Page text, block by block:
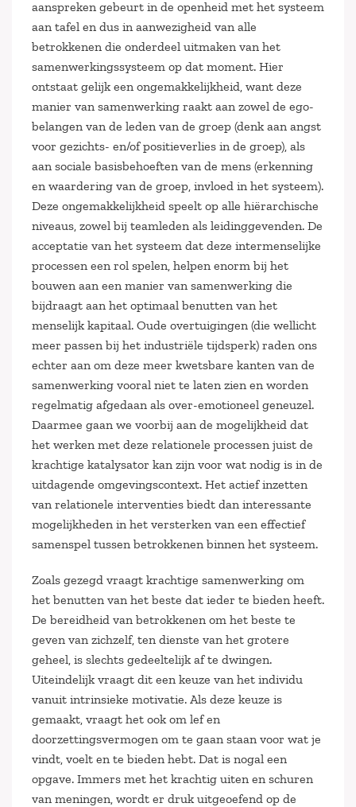
aanspreken gebeurt in de openheid met het systeem
aan tafel en dus in aanwezigheid van alle
betrokkenen die onderdeel uitmaken van het
samenwerkingssysteem op dat moment. Hier
ontstaat gelijk een ongemakkelijkheid, want deze
manier van samenwerking raakt aan zowel de ego-
belangen van de leden van de groep (denk aan angst
voor gezichts- en/of positieverlies in de groep), als
aan sociale basisbehoeften van de mens (erkenning
en waardering van de groep, invloed in het systeem).
Deze ongemakkelijkheid speelt op alle hiërarchische
niveaus, zowel bij teamleden als leidinggevenden. De
acceptatie van het systeem dat deze intermenselijke
processen een rol spelen, helpen enorm bij het
bouwen aan een manier van samenwerking die
bijdraagt aan het optimaal benutten van het
menselijk kapitaal. Oude overtuigingen (die wellicht
meer passen bij het industriële tijdsperk) raden ons
echter aan om deze meer kwetsbare kanten van de
samenwerking vooral niet te laten zien en worden
regelmatig afgedaan als over-emotioneel geneuzel.
Daarmee gaan we voorbij aan de mogelijkheid dat
het werken met deze relationele processen juist de
krachtige katalysator kan zijn voor wat nodig is in de
uitdagende omgevingscontext. Het actief inzetten
van relationele interventies biedt dan interessante
mogelijkheden in het versterken van een effectief
samenspel tussen betrokkenen binnen het systeem.
Zoals gezegd vraagt krachtige samenwerking om
het benutten van het beste dat ieder te bieden heeft.
De bereidheid van betrokkenen om het beste te
geven van zichzelf, ten dienste van het grotere
geheel, is slechts gedeeltelijk af te dwingen.
Uiteindelijk vraagt dit een keuze van het individu
vanuit intrinsieke motivatie. Als deze keuze is
gemaakt, vraagt het ook om lef en
doorzettingsvermogen om te gaan staan voor wat je
vindt, voelt en te bieden hebt. Dat is nogal een
opgave. Immers met het krachtig uiten en schuren
van meningen, wordt er druk uitgeoefend op de